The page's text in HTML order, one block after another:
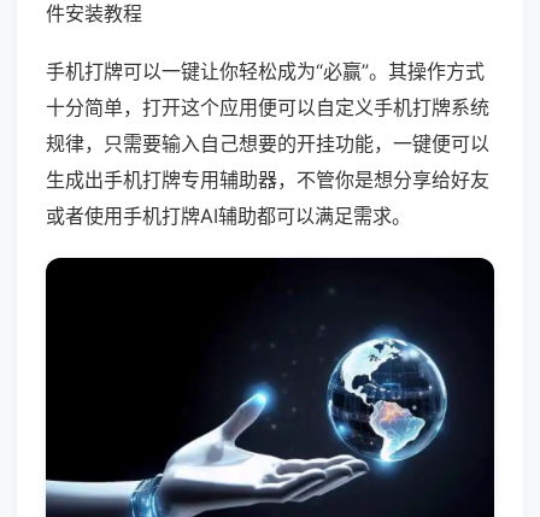
件安装教程
手机打牌可以一键让你轻松成为“必赢”。其操作方式
十分简单，打开这个应用便可以自定义手机打牌系统
规律，只需要输入自己想要的开挂功能，一键便可以
生成出手机打牌专用辅助器，不管你是想分享给好友
或者使用手机打牌AI辅助都可以满足需求。